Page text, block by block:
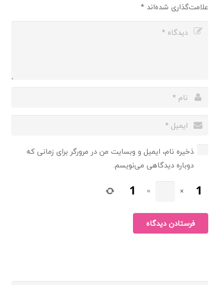
علامت‌گذاری شده‌اند*
ذخیره نام، ایمیل و وبسایت من در مرورگر برای زمانی که
دوباره دیدگاهی می‌نویسم.
×
=
فرستادن دیدگاه